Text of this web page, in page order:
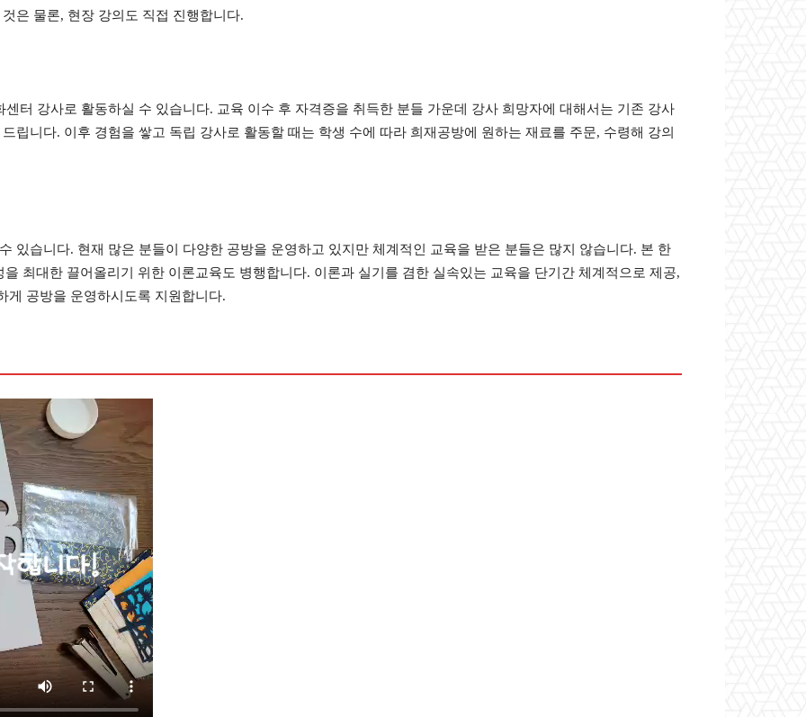
은 물론, 현장 강의도 직접 진행합니다.
터 강사로 활동하실 수 있습니다. 교육 이수 후 자격증을 취득한 분들 가운데 강사 희망자에 대해서는 기존 강사
립니다. 이후 경험을 쌓고 독립 강사로 활동할 때는 학생 수에 따라 희재공방에 원하는 재료를 주문, 수령해 강의
있습니다. 현재 많은 분들이 다양한 공방을 운영하고 있지만 체계적인 교육을 받은 분들은 많지 않습니다. 본 한
최대한 끌어올리기 위한 이론교육도 병행합니다. 이론과 실기를 겸한 실속있는 교육을 단기간 체계적으로 제공,
게 공방을 운영하시도록 지원합니다.